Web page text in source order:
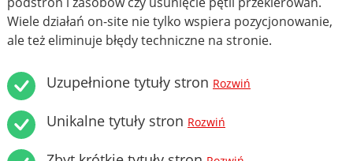
Wiele działań on-site nie tylko wspiera pozycjonowanie,
ale też eliminuje błędy techniczne na stronie.
Uzupełnione tytuły stron Rozwiń
Unikalne tytuły stron Rozwiń